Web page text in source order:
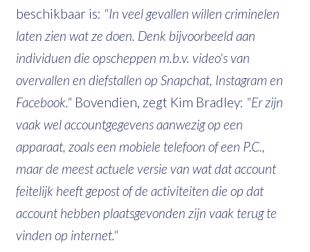
beschikbaar is: "In veel gevallen willen criminelen
laten zien wat ze doen. Denk bijvoorbeeld aan
individuen die opscheppen m.b.v. video's van
overvallen en diefstallen op Snapchat, Instagram en
Facebook." Bovendien, zegt Kim Bradley: "Er zijn
vaak wel accountgegevens aanwezig op een
apparaat, zoals een mobiele telefoon of een P.C.,
maar de meest actuele versie van wat dat account
feitelijk heeft gepost of de activiteiten die op dat
account hebben plaatsgevonden zijn vaak terug te
vinden op internet."